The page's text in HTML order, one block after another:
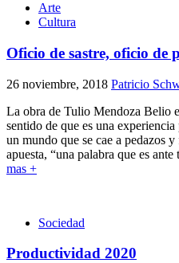
Arte
Cultura
Oficio de sastre, oficio de
26 noviembre, 2018 Patricio
La obra de Tulio Mendoza Belio
sentido de que es una
un mundo que se cae a pedazos
apuesta, “una palabra que es
mas +
Sociedad
Productividad 2020